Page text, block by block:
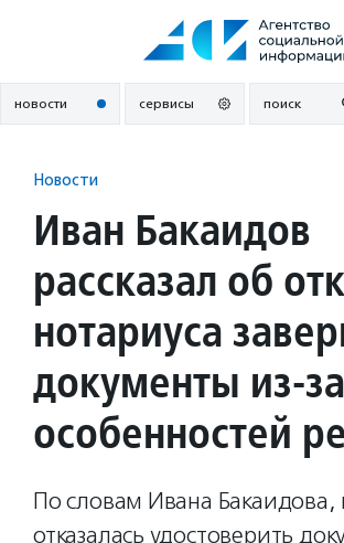
новости сервисы поиск
Новости
Иван Бакаидов
рассказал об
нотариуса
документы из-за
особенностей
По словам Ивана Бакаидова,
отказалась удостоверить